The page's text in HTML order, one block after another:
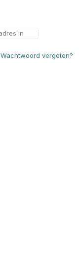
Wachtwoord vergeten?